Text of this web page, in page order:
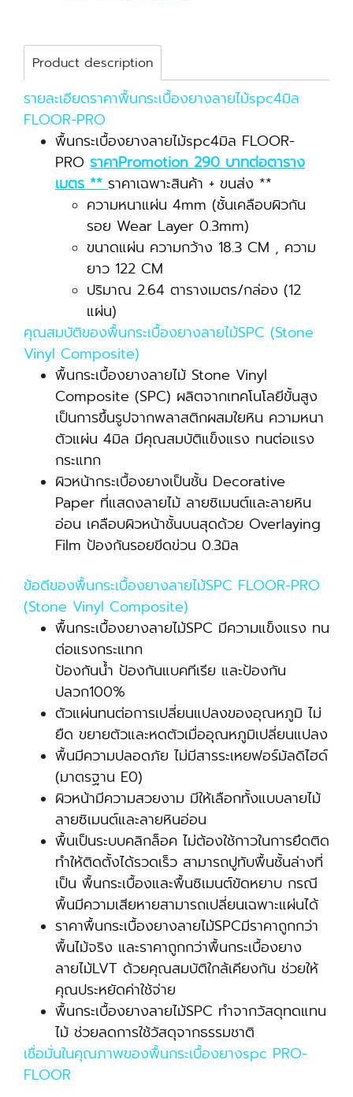
Product description
รายละเอียดราคาพื้นกระเบื้องยางลายไม้spc4มิล
FLOOR-PRO
พื้นกระเบื้องยางลายไม้spc4มิล FLOOR-
PRO ราคาPromotion 290 บาทต่อตาราง
เมตร **ราคาเฉพาะสินค้า + ขนส่ง **
ความหนาแผ่น 4mm (ชั้นเคลือบผิวกัน
รอย Wear Layer 0.3mm)
ขนาดแผ่น ความกว้าง 18.3 CM , ความ
ยาว 122 CM
ปริมาณ 2.64 ตารางเมตร/กล่อง (12
แผ่น)
คุณสมบัติของพื้นกระเบื้องยางลายไม้SPC (Stone
Vinyl Composite)
พื้นกระเบื้องยางลายไม้ Stone Vinyl
Composite (SPC) ผลิตจากเทคโนโลยีขั้นสูง
เป็นการขึ้นรูปจากพลาสติกผสมใยหิน ความหนา
ตัวแผ่น 4มิล มีคุณสมบัติแข็งแรง ทนต่อแรง
กระแทก
ผิวหน้ากระเบื้องยางเป็นชั้น Decorative
Paper ที่แสดงลายไม้ ลายซิเมนต์และลายหิน
อ่อน เคลือบผิวหน้าชั้นบนสุดด้วย Overlaying
Film ป้องกันรอยขีดข่วน 0.3มิล
ข้อดีของพื้นกระเบื้องยางลายไม้SPC FLOOR-PRO
(Stone Vinyl Composite)
พื้นกระเบื้องยางลายไม้SPC มีความแข็งแรง ทน
ต่อแรงกระแทก
ป้องกันน้ำ ป้องกันแบคทีเรีย และป้องกัน
ปลวก100%
ตัวแผ่นทนต่อการเปลี่ยนแปลงของอุณหภูมิ ไม่
ยืด ขยายตัวและหดตัวเมื่ออุณหภูมิเปลี่ยนแปลง
พื้นมีความปลอดภัย ไม่มีสารระเหยฟอร์มัลดิไฮด์
(มาตรฐาน E0)
ผิวหน้ามีความสวยงาม มีให้เลือกทั้งแบบลายไม้
ลายซิเมนต์และลายหินอ่อน
พื้นเป็นระบบคลิกล็อค ไม่ต้องใช้กาวในการยึดติด
ทำให้ติดตั้งได้รวดเร็ว สามารถปูทับพื้นชั้นล่างที่
เป็น พื้นกระเบื้องและพื้นซิเมนต์ขัดหยาบ กรณี
พื้นมีความเสียหายสามารถเปลี่ยนเฉพาะแผ่นได้
ราคาพื้นกระเบื้องยางลายไม้SPCมีราคาถูกกว่า
พื้นไม้จริง และราคาถูกกว่าพื้นกระเบื้องยาง
ลายไม้LVT ด้วยคุณสมบัติใกล้เคียงกัน ช่วยให้
คุณประหยัดค่าใช้จ่าย
พื้นกระเบื้องยางลายไม้SPC ทำจากวัสดุทดแทน
ไม้ ช่วยลดการใช้วัสดุจากธรรมชาติ
เชื่อมั่นในคุณภาพของพื้นกระเบื้องยางspc PRO-
FLOOR